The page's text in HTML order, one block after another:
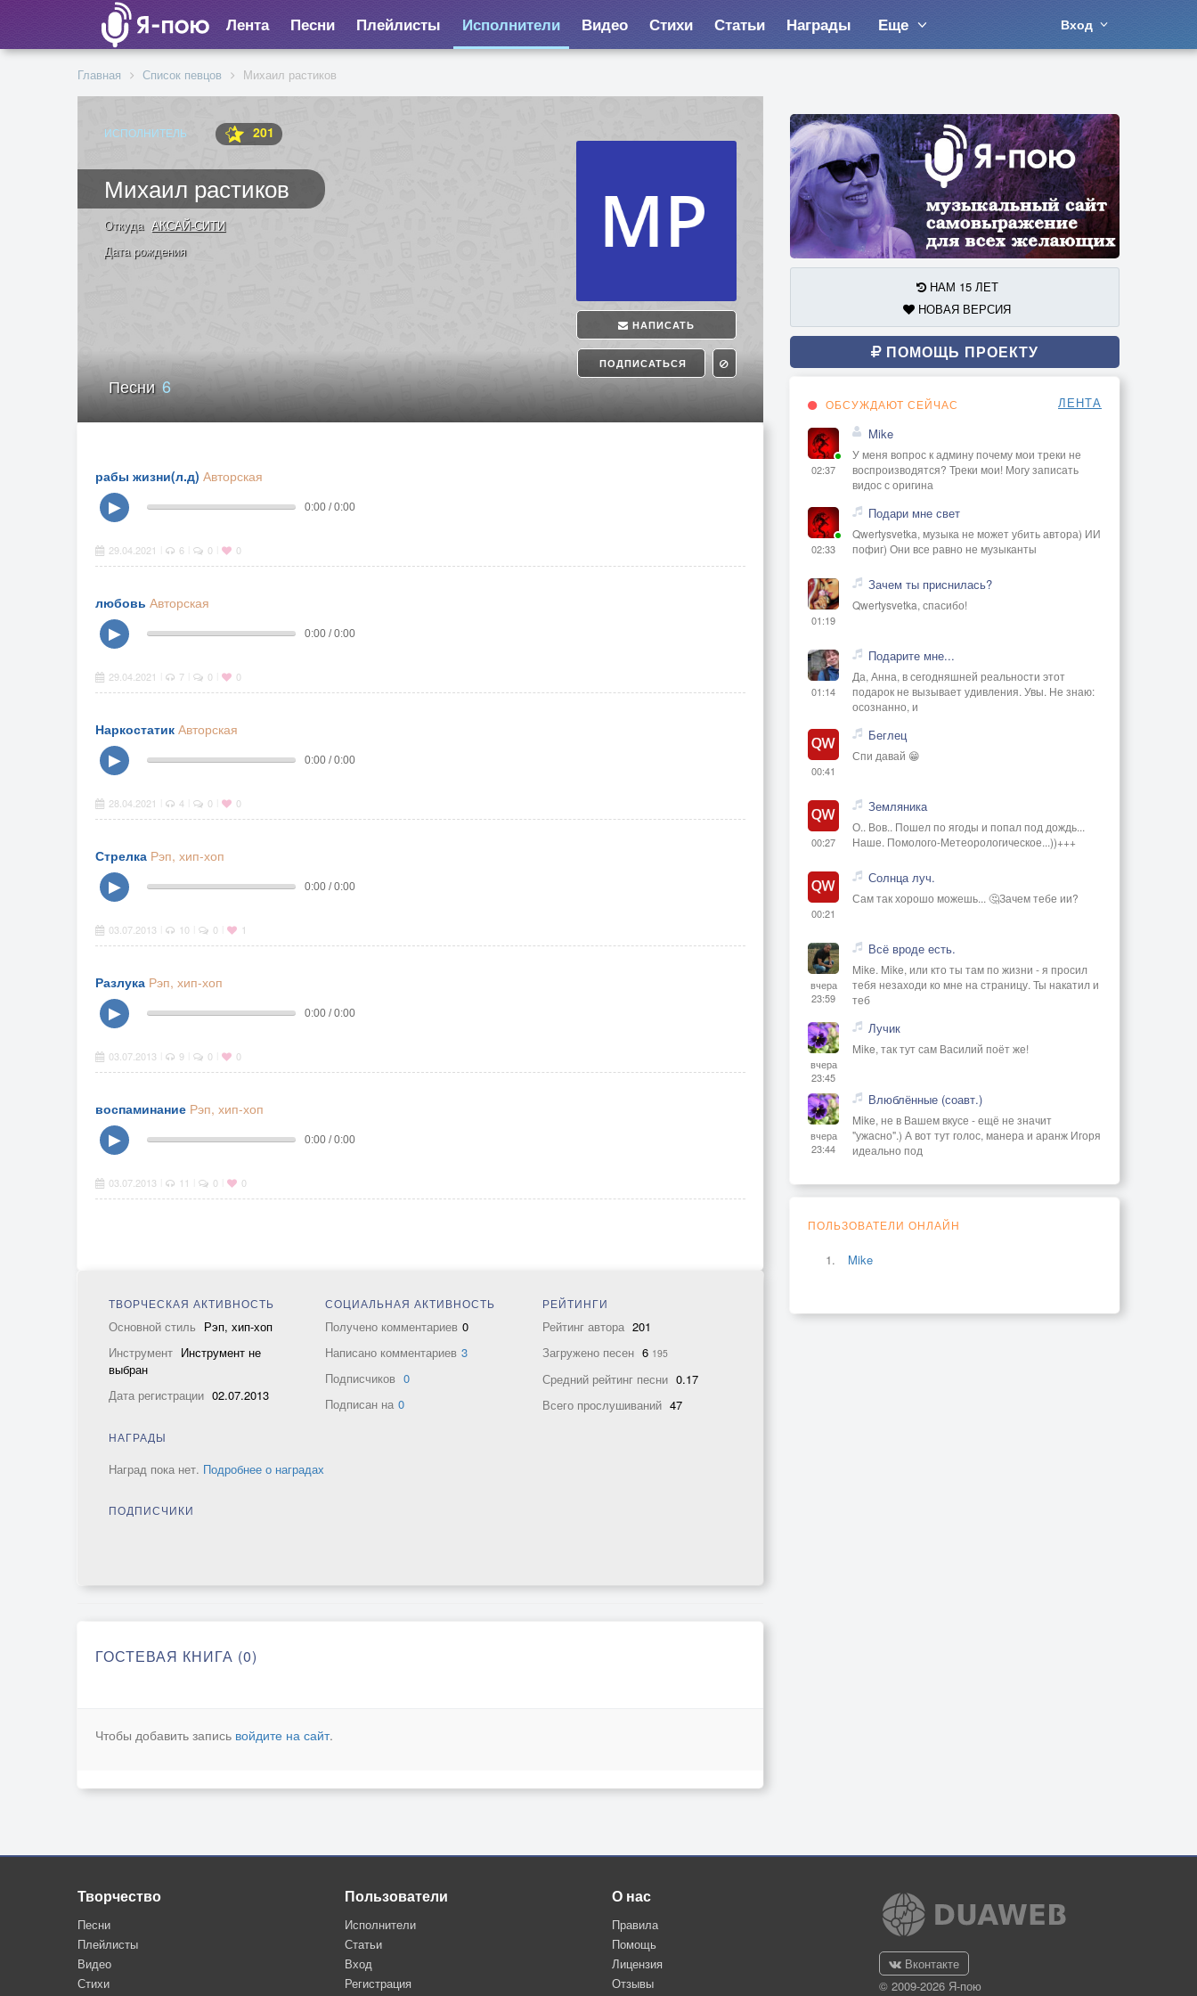
Лента Песни Плейлисты Исполнители Видео Стихи Статьи Награды Еще Вход
Главная Список певцов Михаил растиков
ИСПОЛНИТЕЛЬ 201
Михаил растиков
НАПИСАТЬ
ПОДПИСАТЬСЯ
Откуда АКСАЙ-СИТИ
Дата рождения
Песни6
рабы жизни(л.д) Авторская
▶
0:00 / 0:00
29.04.2021 6 0 0
любовь Авторская
▶
0:00 / 0:00
29.04.2021 7 0 0
Наркостатик Авторская
▶
0:00 / 0:00
28.04.2021 4 0 0
Стрелка Рэп, хип-хоп
▶
0:00 / 0:00
03.07.2013 10 0 1
Разлука Рэп, хип-хоп
▶
0:00 / 0:00
03.07.2013 9 0 0
воспаминание Рэп, хип-хоп
▶
0:00 / 0:00
03.07.2013 11 0 0
ТВОРЧЕСКАЯ АКТИВНОСТЬ
Основной стиль Рэп, хип-хоп
Инструмент Инструмент не
выбран
Дата регистрации 02.07.2013
СОЦИАЛЬНАЯ АКТИВНОСТЬ
Получено комментариев 0
Написано комментариев 3
Подписчиков 0
Подписан на 0
РЕЙТИНГИ
Рейтинг автора 201
Загружено песен 6 195
Средний рейтинг песни 0.17
Всего прослушиваний 47
НАГРАДЫ
Наград пока нет. Подробнее о наградах
ПОДПИСЧИКИ
ГОСТЕВАЯ КНИГА (0)
Чтобы добавить запись войдите на сайт.
НАМ 15 ЛЕТ
НОВАЯ ВЕРСИЯ
ПОМОЩЬ ПРОЕКТУ
ОБСУЖДАЮТ СЕЙЧАС ЛЕНТА
02:37
Mike
У меня вопрос к админу почему мои треки не
воспроизводятся? Треки мои! Могу записать
видос с оригина
02:33
Подари мне свет
Qwertysvetka, музыка не может убить автора) ИИ
пофиг) Они все равно не музыканты
01:19
Зачем ты приснилась?
Qwertysvetka, спасибо!
01:14
Подарите мне...
Да, Анна, в сегодняшней реальности этот
подарок не вызывает удивления. Увы. Не знаю:
осознанно, и
00:41
Беглец
Спи давай 😁
00:27
Земляника
О.. Вов.. Пошел по ягоды и попал под дождь...
Наше. Помолого-Метеорологическое...))+++
00:21
Солнца луч.
Сам так хорошо можешь... 🤔Зачем тебе ии?
вчера
23:59
Всё вроде есть.
Mike. Mike, или кто ты там по жизни - я просил
тебя незаходи ко мне на страницу. Ты накатил и
теб
вчера
23:45
Лучик
Mike, так тут сам Василий поёт же!
вчера
23:44
Влюблённые (соавт.)
Mike, не в Вашем вкусе - ещё не значит
"ужасно".) А вот тут голос, манера и аранж Игоря
идеально под
ПОЛЬЗОВАТЕЛИ ОНЛАЙН
Mike
Творчество
Песни
Плейлисты
Видео
Стихи
Пользователи
Исполнители
Статьи
Вход
Регистрация
О нас
Правила
Помощь
Лицензия
Отзывы
Вконтакте
© 2009-2026 Я-пою